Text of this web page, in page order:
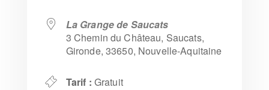
La Grange de Saucats
3 Chemin du Château, Saucats,
Gironde, 33650, Nouvelle-Aquitaine
Tarif : Gratuit